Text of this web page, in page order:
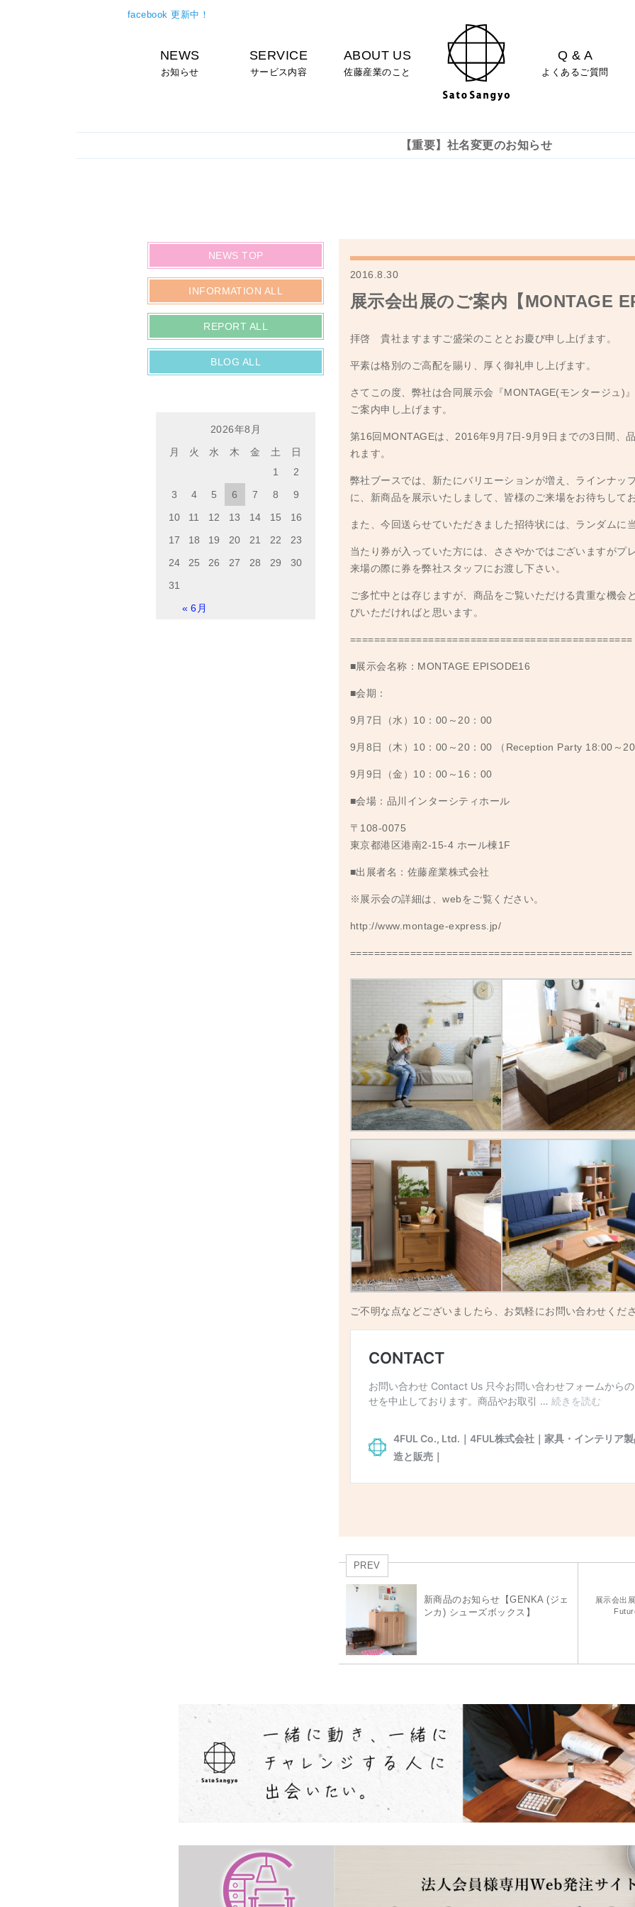
facebook 更新中！
NEWS
お知らせ
SERVICE
サービス内容
ABOUT US
佐藤産業のこと
Q & A
よくあるご質問
【重要】社名変更のお知らせ
NEWS TOP
INFORMATION ALL
REPORT ALL
BLOG ALL
2026年8月
月
火 水 木 金 土 日
« 6月
1
2
3
4 5 6 7 8
9
10
11 12 13 14 15
16
17
18 19 20 21 22
23
24
25 26 27 28 29
30
31
2016.8.30
展示会出展のご案内【MONTAGE
拝啓 貴社ますますご盛栄のこととお慶び申し上げます。
平素は格別のご高配を賜り、厚く御礼申し上げます。
さてこの度、弊社は合同展示会『MONTAGE(モンタージュ)
ご案内申し上げます。
第16回MONTAGEは、2016年9月7日-9月9日までの3日間、
れます。
弊社ブースでは、新たにバリエーションが増え、ラインナッ
に、新商品を展示いたしまして、皆様のご来場をお待ちして
また、今回送らせていただきました招待状には、ランダムに
当たり券が入っていた方には、ささやかではございますがプ
来場の際に券を弊社スタッフにお渡し下さい。
ご多忙中とは存じますが、商品をご覧いただける貴重な機会
びいただければと思います。
===============================================
■展示会名称：MONTAGE EPISODE16
■会期：
9月7日（水）10：00～20：00
9月8日（木）10：00～20：00 （Reception Party 18:00～
9月9日（金）10：00～16：00
■会場：品川インターシティホール
〒108-0075
東京都港区港南2-15-4 ホール棟1F
■出展者名：佐藤産業株式会社
※展示会の詳細は、webをご覧ください。
http://www.montage-express.jp/
===============================================
ご不明な点などございましたら、お気軽にお問い合わせくだ
PREV
新商品のお知らせ【GENKA (ジェ
ンカ) シューズボックス】
展示会出